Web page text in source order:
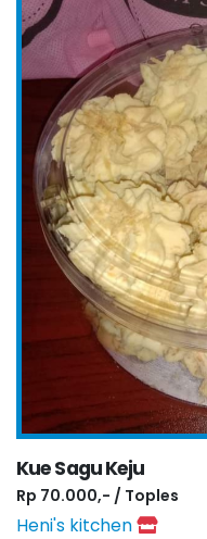
Kue Sagu Keju
Rp 70.000,- / Toples
Heni's kitchen